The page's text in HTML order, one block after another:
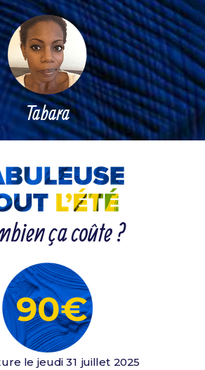
Tabara
ça coûte?
le jeudi 31 juillet 2025
90€